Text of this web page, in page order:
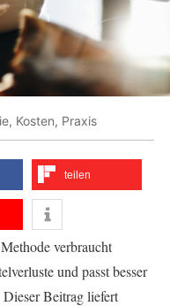
Kosten, Praxis
teilen
verbraucht
und passt besser
Beitrag liefert